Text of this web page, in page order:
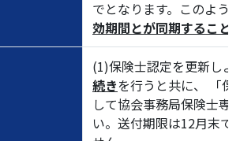
でとなります。このよう
効期間とが同期すること
(1)保険士認定を更新し
続きを行うと共に、 「
して協会事務局保険士専
い。送付期限は12月末